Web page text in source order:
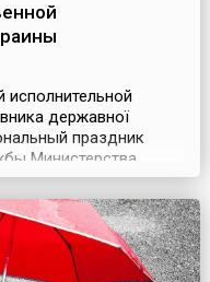
исполнительной
державної
праздник
Министерства
в стране с 2009
календаре
появился после
президентом